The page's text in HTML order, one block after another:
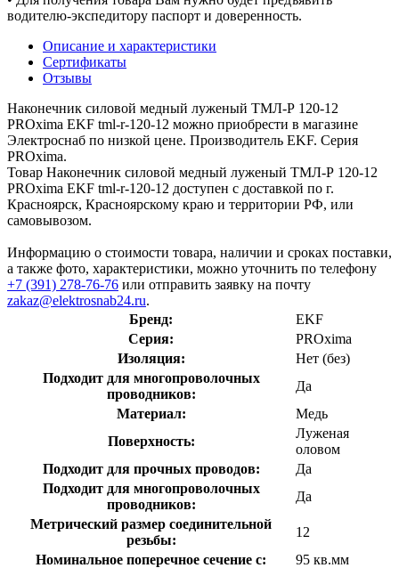
водителю-экспедитору паспорт и доверенность.
Описание и характеристики
Сертификаты
Отзывы
Наконечник силовой медный луженый ТМЛ-Р 120-12
PROxima EKF tml-r-120-12 можно приобрести в магазине
Электроснаб по низкой цене. Производитель EKF. Серия
PROxima.
Товар Наконечник силовой медный луженый ТМЛ-Р 120-12
PROxima EKF tml-r-120-12 доступен с доставкой по г.
Красноярск, Красноярскому краю и территории РФ, или
самовывозом.
Информацию о стоимости товара, наличии и сроках поставки,
а также фото, характеристики, можно уточнить по телефону
+7 (391) 278-76-76 или отправить заявку на почту
zakaz@elektrosnab24.ru.
Бренд:
EKF
Серия:
PROxima
Изоляция:
Нет (без)
Подходит для многопроволочных
проводников:
Да
Материал:
Медь
Поверхность:
Луженая
оловом
Подходит для прочных проводов:
Да
Подходит для многопроволочных
проводников:
Да
Метрический размер соединительной
резьбы:
12
Номинальное поперечное сечение с:
95 кв.мм